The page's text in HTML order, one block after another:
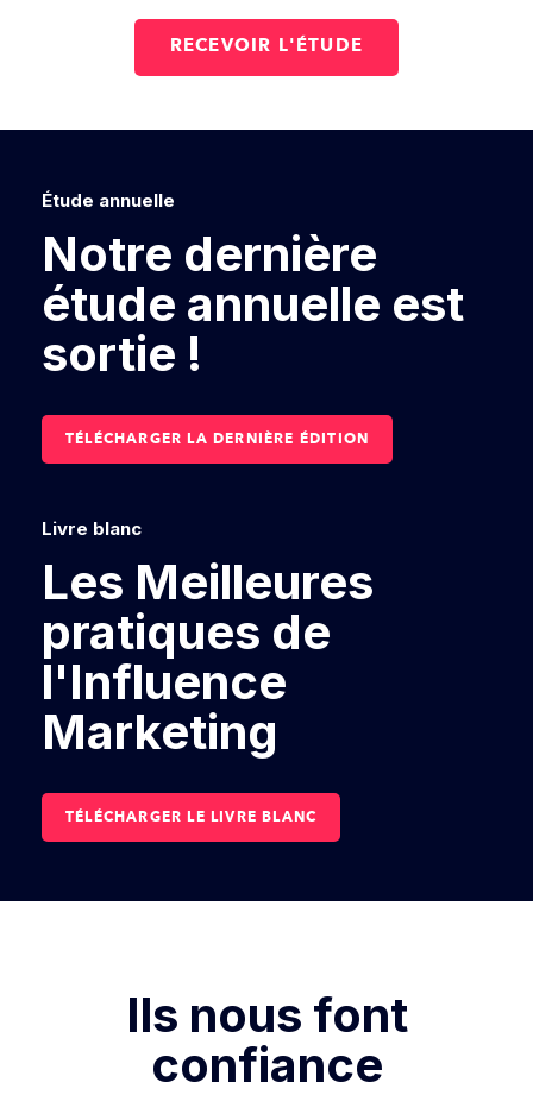
Étude annuelle
Notre dernière
étude annuelle est
sortie !
TÉLÉCHARGER LA DERNIÈRE ÉDITION
Livre blanc
Les Meilleures
pratiques de
l'Influence
Marketing
TÉLÉCHARGER LE LIVRE BLANC
Ils nous font
confiance